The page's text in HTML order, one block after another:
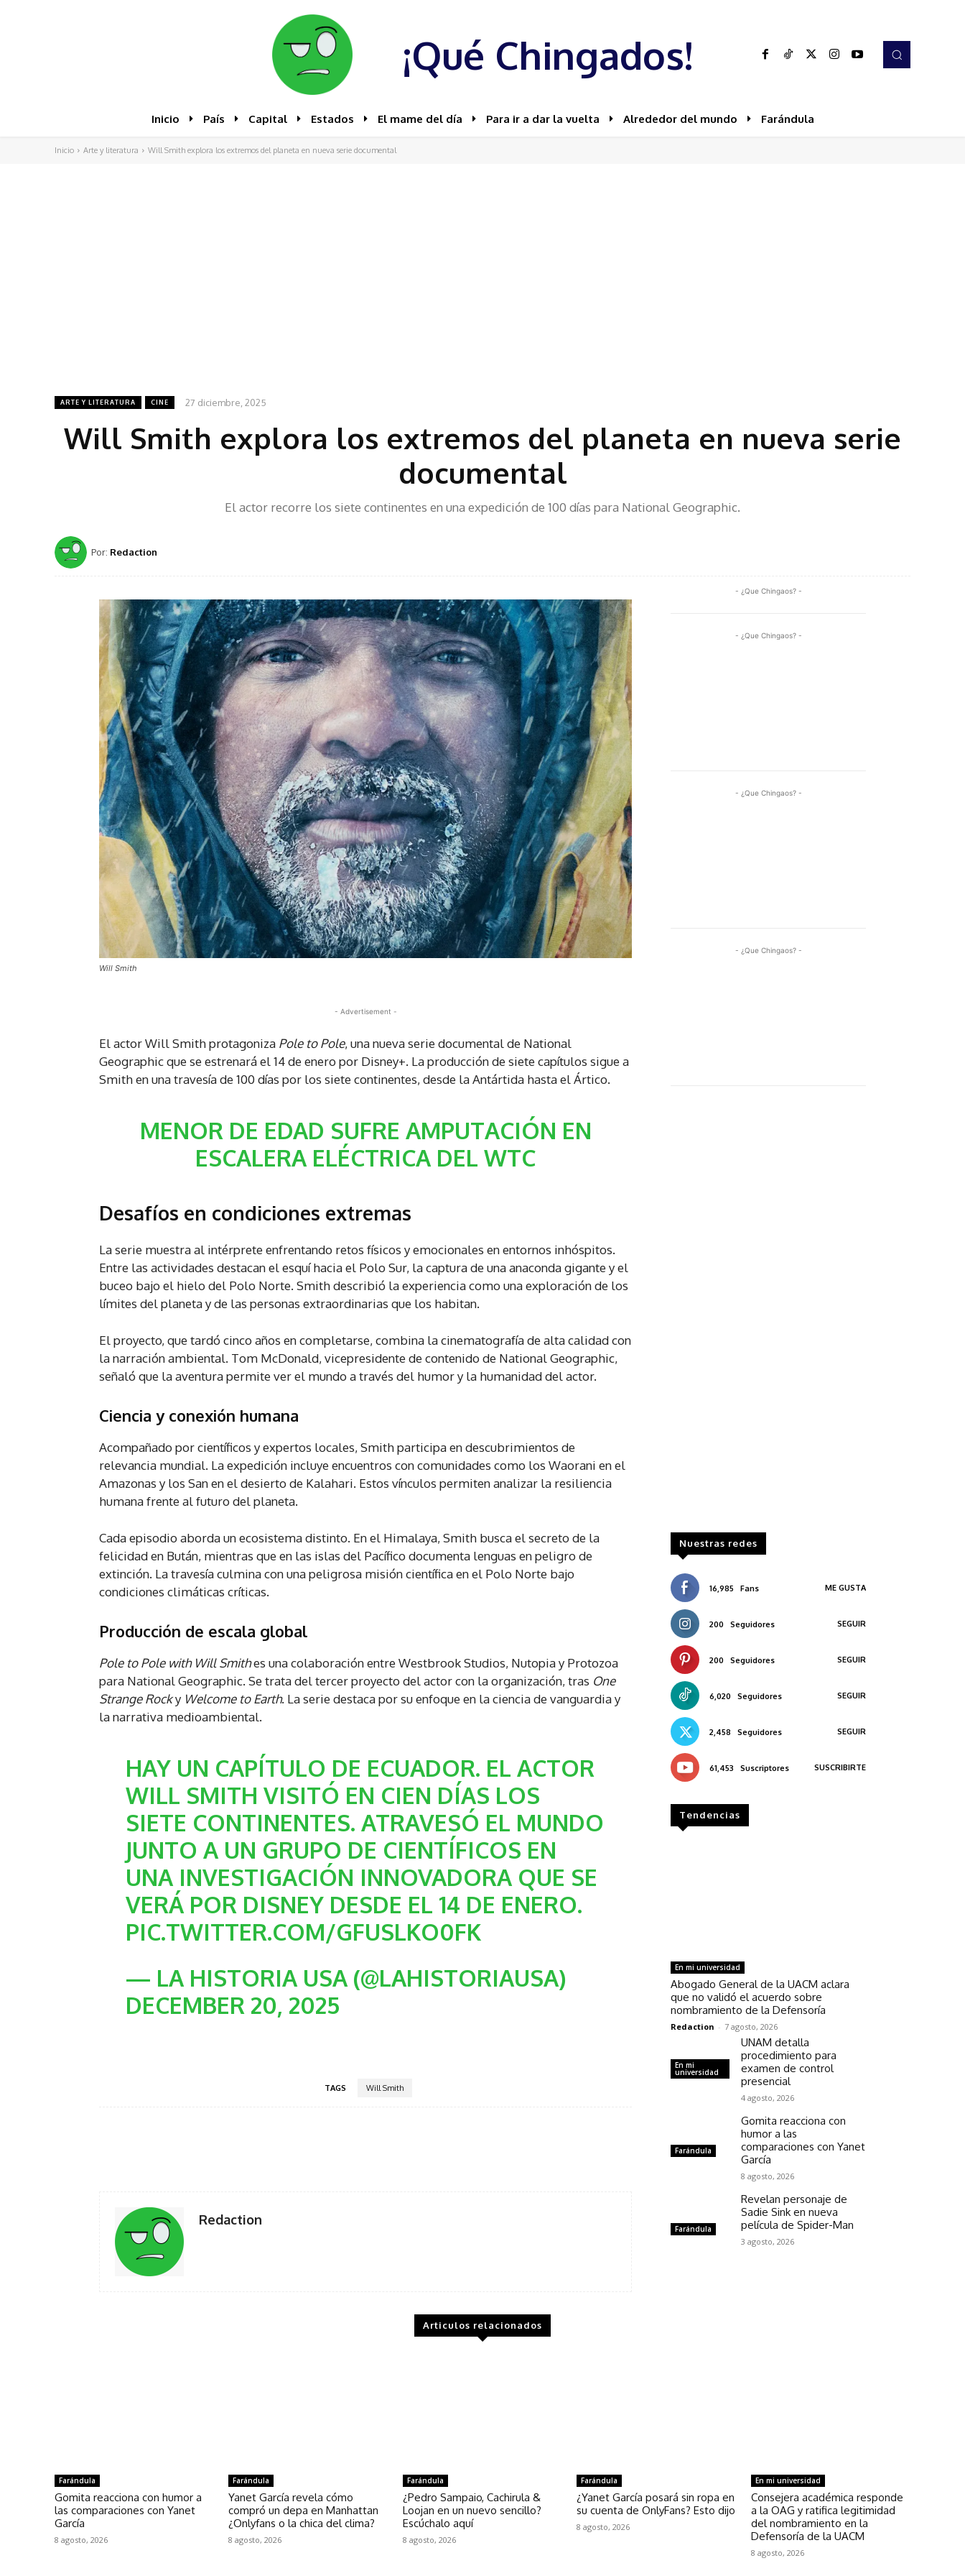
¡Qué Chingados!
Inicio País Capital Estados El mame del día Para ir a dar la vuelta Alrededor del mundo Farándula
Inicio Arte y literatura Will Smith explora los extremos del planeta en nueva serie documental
ARTE Y LITERATURA CINE 27 diciembre, 2025
Will Smith explora los extremos del planeta en nueva serie
documental
El actor recorre los siete continentes en una expedición de 100 días para National Geographic.
Por: Redaction
Will Smith
- Advertisement -
El actor Will Smith protagoniza Pole to Pole, una nueva serie documental de National
Geographic que se estrenará el 14 de enero por Disney+. La producción de siete capítulos sigue a
Smith en una travesía de 100 días por los siete continentes, desde la Antártida hasta el Ártico.
MENOR DE EDAD SUFRE AMPUTACIÓN EN
ESCALERA ELÉCTRICA DEL WTC
Desafíos en condiciones extremas
La serie muestra al intérprete enfrentando retos físicos y emocionales en entornos inhóspitos.
Entre las actividades destacan el esquí hacia el Polo Sur, la captura de una anaconda gigante y el
buceo bajo el hielo del Polo Norte. Smith describió la experiencia como una exploración de los
límites del planeta y de las personas extraordinarias que los habitan.
El proyecto, que tardó cinco años en completarse, combina la cinematografía de alta calidad con
la narración ambiental. Tom McDonald, vicepresidente de contenido de National Geographic,
señaló que la aventura permite ver el mundo a través del humor y la humanidad del actor.
Ciencia y conexión humana
Acompañado por científicos y expertos locales, Smith participa en descubrimientos de
relevancia mundial. La expedición incluye encuentros con comunidades como los Waorani en el
Amazonas y los San en el desierto de Kalahari. Estos vínculos permiten analizar la resiliencia
humana frente al futuro del planeta.
Cada episodio aborda un ecosistema distinto. En el Himalaya, Smith busca el secreto de la
felicidad en Bután, mientras que en las islas del Pacífico documenta lenguas en peligro de
extinción. La travesía culmina con una peligrosa misión científica en el Polo Norte bajo
condiciones climáticas críticas.
Producción de escala global
Pole to Pole with Will Smithes una colaboración entre Westbrook Studios, Nutopia y Protozoa
para National Geographic. Se trata del tercer proyecto del actor con la organización, tras One
Strange Rocky Welcome to Earth. La serie destaca por su enfoque en la ciencia de vanguardia y
la narrativa medioambiental.
HAY UN CAPÍTULO DE ECUADOR. EL ACTOR
WILL SMITH VISITÓ EN CIEN DÍAS LOS
SIETE CONTINENTES. ATRAVESÓ EL MUNDO
JUNTO A UN GRUPO DE CIENTÍFICOS EN
UNA INVESTIGACIÓN INNOVADORA QUE SE
VERÁ POR DISNEY DESDE EL 14 DE ENERO.
PIC.TWITTER.COM/GFUSLKO0FK
— LA HISTORIA USA (@LAHISTORIAUSA)
DECEMBER 20, 2025
TAGS Will Smith
Redaction
- ¿Que Chingaos? -
- ¿Que Chingaos? -
- ¿Que Chingaos? -
- ¿Que Chingaos? -
Nuestras redes
16,985 Fans ME GUSTA
200 Seguidores SEGUIR
200 Seguidores SEGUIR
6,020 Seguidores SEGUIR
2,458 Seguidores SEGUIR
61,453 Suscriptores SUSCRIBIRTE
Tendencias
En mi universidad
Abogado General de la UACM aclara
que no validó el acuerdo sobre
nombramiento de la Defensoría
Redaction - 7 agosto, 2026
En mi
universidad
UNAM detalla
procedimiento para
examen de control
presencial
4 agosto, 2026
Farándula
Gomita reacciona con
humor a las
comparaciones con Yanet
García
8 agosto, 2026
Farándula
Revelan personaje de
Sadie Sink en nueva
película de Spider-Man
3 agosto, 2026
Articulos relacionados
Farándula
Gomita reacciona con humor a
las comparaciones con Yanet
García
8 agosto, 2026
Farándula
Yanet García revela cómo
compró un depa en Manhattan
¿Onlyfans o la chica del clima?
8 agosto, 2026
Farándula
¿Pedro Sampaio, Cachirula &
Loojan en un nuevo sencillo?
Escúchalo aquí
8 agosto, 2026
Farándula
¿Yanet García posará sin ropa en
su cuenta de OnlyFans? Esto dijo
8 agosto, 2026
En mi universidad
Consejera académica responde
a la OAG y ratifica legitimidad
del nombramiento en la
Defensoría de la UACM
8 agosto, 2026